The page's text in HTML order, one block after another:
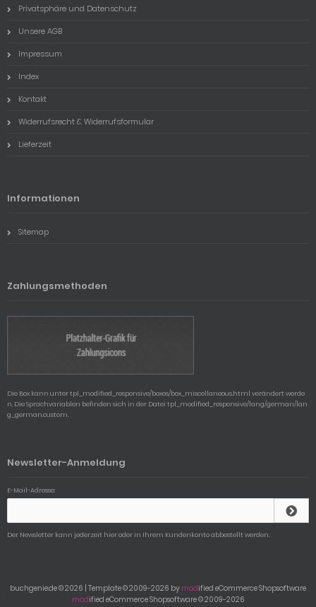
Privatsphäre und Datenschutz
Unsere AGB
Impressum
Index
Kontakt
Widerrufsrecht & Widerrufsformular
Lieferzeit
Informationen
Sitemap
Zahlungsmethoden
Die Box kann unter tpl_modified_responsive/boxes/box_miscellaneous.html verändert werde
n. Die Sprachvariablen befinden sich in der Datei tpl_modified_responsive/lang/german/lan
g_german.custom.
Newsletter-Anmeldung
E-Mail-Adresse:
Der Newsletter kann jederzeit hier oder in Ihrem Kundenkonto abbestellt werden.
buchgenie.de © 2026 | Template © 2009-2026 by modified eCommerce Shopsoftware
modified eCommerce Shopsoftware © 2009-2026